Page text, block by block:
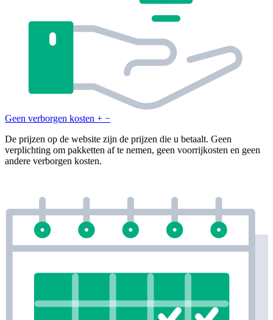
Geen verborgen kosten + −
De prijzen op de website zijn de prijzen die u betaalt. Geen
verplichting om pakketten af te nemen, geen voorrijkosten en geen
andere verborgen kosten.